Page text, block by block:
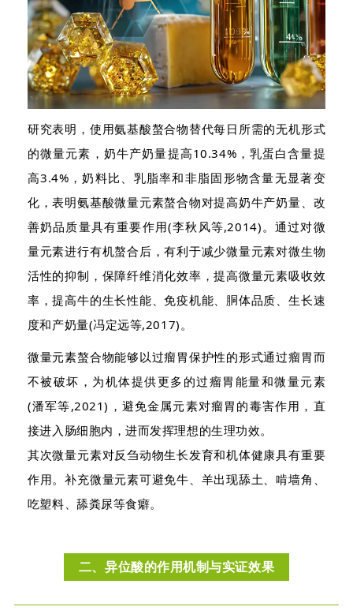
研究表明，使用氨基酸螯合物替代每日所需的无机形式
的微量元素，奶牛产奶量提高10.34%，乳蛋白含量提
高3.4%，奶料比、乳脂率和非脂固形物含量无显著变
化，表明氨基酸微量元素螯合物对提高奶牛产奶量、改
善奶品质量具有重要作用(李秋风等,2014)。通过对微
量元素进行有机螯合后，有利于减少微量元素对微生物
活性的抑制，保障纤维消化效率，提高微量元素吸收效
率，提高牛的生长性能、免疫机能、胴体品质、生长速
度和产奶量(冯定远等,2017)。
微量元素螯合物能够以过瘤胃保护性的形式通过瘤胃而
不被破坏，为机体提供更多的过瘤胃能量和微量元素
(潘军等,2021)，避免金属元素对瘤胃的毒害作用，直
接进入肠细胞内，进而发挥理想的生理功效。
其次微量元素对反刍动物生长发育和机体健康具有重要
作用。补充微量元素可避免牛、羊出现舔土、啃墙角、
吃塑料、舔粪尿等食癖。
二、异位酸的作用机制与实证效果